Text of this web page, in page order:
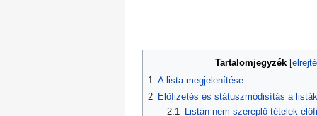
Tartalomjegyzék
1 A lista megjelenítése
2 Előfizetés és státuszmódisítás a
2.1
Listán nem szereplő tételek